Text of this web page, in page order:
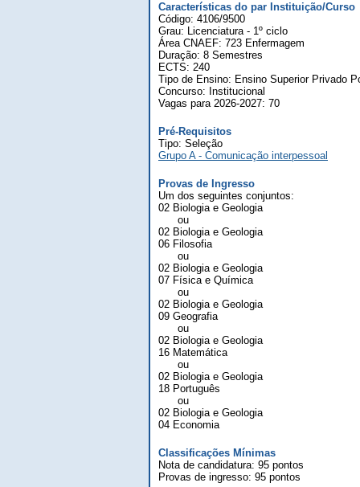
Características do par Instituição/Curso
Código: 4106/9500
Grau: Licenciatura - 1º ciclo
Área CNAEF: 723 Enfermagem
Duração: 8 Semestres
ECTS: 240
Tipo de Ensino: Ensino Superior Privado
Concurso: Institucional
Vagas para 2026-2027: 70
Pré-Requisitos
Tipo: Seleção
Grupo A - Comunicação interpessoal
Provas de Ingresso
Um dos seguintes conjuntos:
02 Biologia e Geologia
ou
02 Biologia e Geologia
06 Filosofia
ou
02 Biologia e Geologia
07 Física e Química
ou
02 Biologia e Geologia
09 Geografia
ou
02 Biologia e Geologia
16 Matemática
ou
02 Biologia e Geologia
18 Português
ou
02 Biologia e Geologia
04 Economia
Classificações Mínimas
Nota de candidatura: 95 pontos
Provas de ingresso: 95 pontos